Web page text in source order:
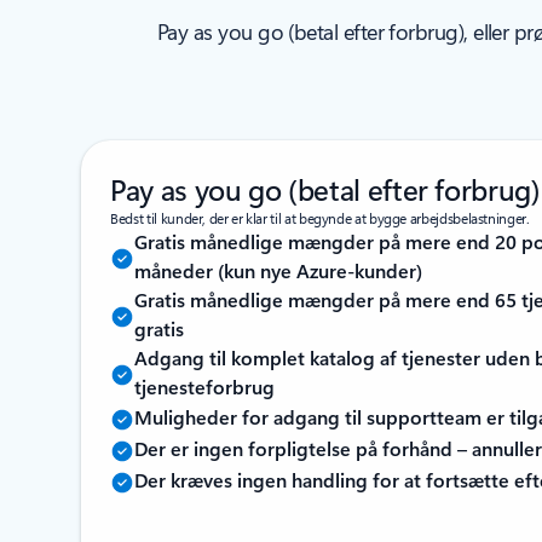
Pay as you go (betal efter forbrug), eller
Pay as you go (betal efter forbrug)
Bedst til kunder, der er klar til at begynde at bygge arbejdsbelastninger.
Gratis månedlige mængder på mere end 20
måneder (kun nye Azure-kunder)
Gratis månedlige mængder på mere end 65
gratis
Adgang til komplet katalog af tjenester uden
tjenesteforbrug
Muligheder for adgang til supportteam er
Der er ingen forpligtelse på forhånd –
Der kræves ingen handling for at fortsætte